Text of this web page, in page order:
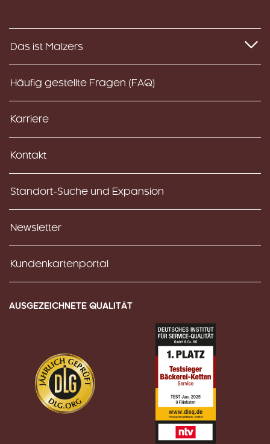
Das ist Malzers
Häufig gestellte Fragen (FAQ)
Karriere
Kontakt
Standort-Suche und Expansion
Newsletter
Kundenkartenportal
AUSGEZEICHNETE QUALITÄT